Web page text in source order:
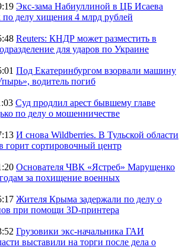
Экс-зама Набиуллиной в ЦБ Исаева
по делу хищения 4 млрд рублей
Reuters: КНДР может разместить в
для ударов по Украине
Под Екатеринбургом взорвали машину
водитель погиб
Суд продлил арест бывшему главе
по делу о мошенничестве
И снова Wildberries. В Тульской области
горит сортировочный центр
Основателя ЧВК «Ястреб» Марущенко
за похищение военных
Жителя Крыма задержали по делу о
при помощи 3D‑принтера
Грузовики экс-начальника ГАИ
выставили на торги после дела о